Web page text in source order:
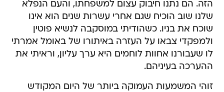
הזה. הם נתנו חיבוק עצום למשפחתו, והעם הנפלא
שלנו שוב הוכיח שגם אחרי עשרות שנים הוא אינו
שוכח את בניו. כשהודיתי במוסקבה לנשיא פוטין
ולמפקדי צבאו על העזרה באיתורו של באומל אמרתי
לו שעבורנו אחוות לוחמים היא ערך עליון, וראיתי את
ההערכה בעיניהם.
זוהי המשמעות העמוקה ביותר של היום המקודש